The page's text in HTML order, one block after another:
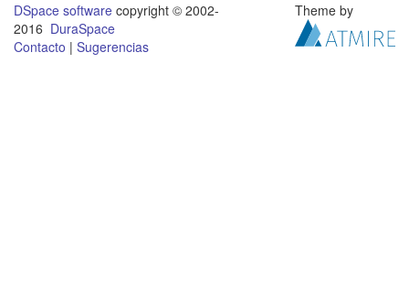
DSpace software copyright © 2002-
2016 DuraSpace
Contacto | Sugerencias
Theme by